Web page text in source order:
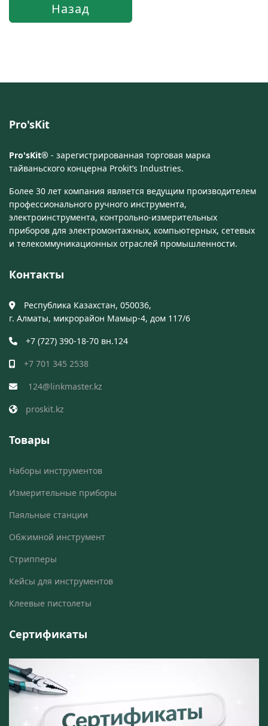
Pro'sKit
Pro'sKit® - зарегистрированная торговая марка
тайваньского концерна Prokit’s Industries.
Более 30 лет компания является ведущим производителем
профессионального ручного инструмента,
электроинструмента, контрольно-измерительных
приборов для электромонтажных, компьютерных, сетевых
и телекоммуникационных отраслей промышленности.
Контакты
Республика Казахстан, 050036,
г. Алматы, микрорайон Мамыр-4, дом 117/6
+7 (727) 390-18-70 вн.124
+7 701 345 2538
124@linkmaster.kz
proskit.kz
Товары
Наборы инструментов
Измерительные приборы
Паяльные станции
Обжимной инструмент
Стрипперы
Кейсы для инструментов
Клеевые пистолеты
Сертификаты